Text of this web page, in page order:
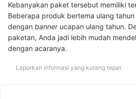
Kebanyakan paket tersebut memiliki
Beberapa produk bertema ulang
dengan bannerucapan ulang tahun.
paketan, Anda jadi lebih mudah
dengan acaranya.
Laporkan informasi yang kurang tepat